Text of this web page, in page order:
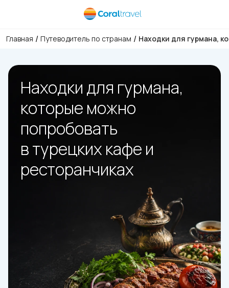
Главная / Путеводитель по странам / Находки для гурмана,
Находки для гурмана,
которые можно
попробовать
в турецких кафе и
ресторанчиках